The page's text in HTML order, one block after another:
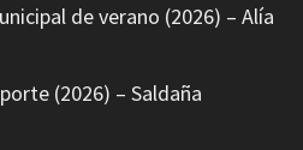
de verano (2026) – Alía
(2026) – Saldaña